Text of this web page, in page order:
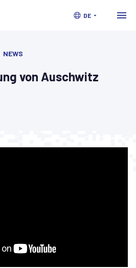
DE
NEWS
von Auschwitz